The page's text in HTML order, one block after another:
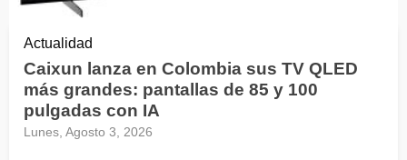
Actualidad
Caixun lanza en Colombia sus TV QLED
más grandes: pantallas de 85 y 100
pulgadas con IA
Lunes, Agosto 3, 2026